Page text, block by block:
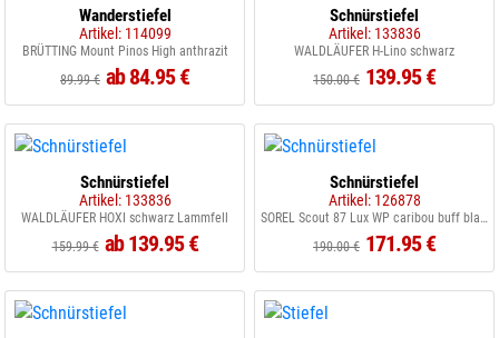
Wanderstiefel
Artikel: 114099
BRÜTTING Mount Pinos High anthrazit
89.99 € ab 84.95 €
Schnürstiefel
Artikel: 133836
WALDLÄUFER H-Lino schwarz
150.00 € 139.95 €
Schnürstiefel
Artikel: 133836
WALDLÄUFER HOXI schwarz Lammfell
159.99 € ab 139.95 €
Schnürstiefel
Artikel: 126878
SOREL Scout 87 Lux WP caribou buff black
190.00 € 171.95 €